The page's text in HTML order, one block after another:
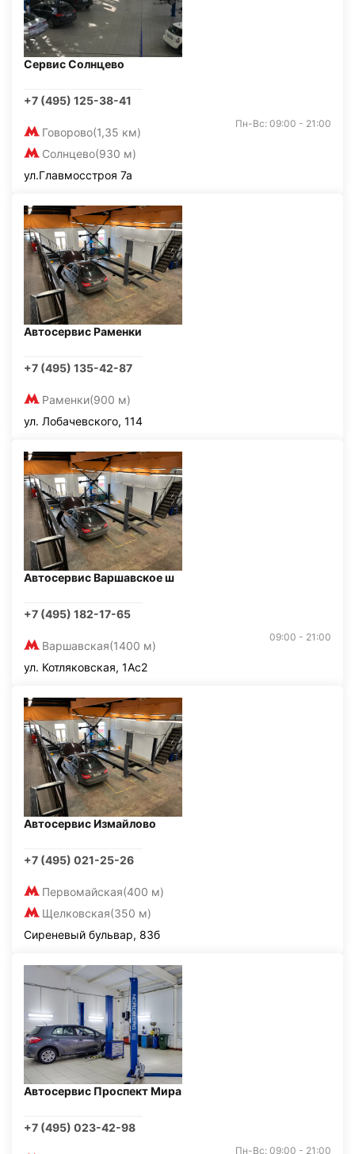
Сервис Солнцево
+7 (495) 125-38-41
Говорово(1,35 км)
Солнцево(930 м)
Пн-Вс: 09:00 - 21:00
ул.Главмосстроя 7а
Автосервис Раменки
+7 (495) 135-42-87
Раменки(900 м)
ул. Лобачевского, 114
Автосервис Варшавское ш
+7 (495) 182-17-65
Варшавская(1400 м)
09:00 - 21:00
ул. Котляковская, 1Ас2
Автосервис Измайлово
+7 (495) 021-25-26
Первомайская(400 м)
Щелковская(350 м)
Сиреневый бульвар, 83б
Автосервис Проспект Мира
+7 (495) 023-42-98
Пн-Вс: 09:00 - 21:00